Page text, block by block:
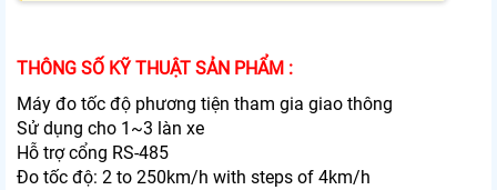
THÔNG SỐ KỸ THUẬT SẢN PHẨM :
Máy đo tốc độ phương tiện tham gia giao thông
Sử dụng cho 1~3 làn xe
Hỗ trợ cổng RS-485
Đo tốc độ: 2 to 250km/h with steps of 4km/h